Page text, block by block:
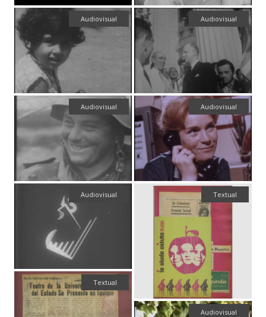
Audiovisual Audiovisual
Audiovisual Audiovisual
Audiovisual Textual
Textual
Audiovisual